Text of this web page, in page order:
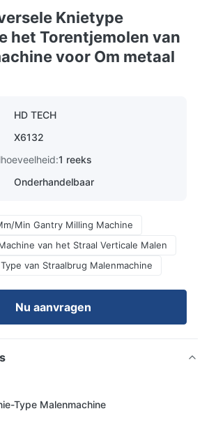
Knietype
het Torentjemolen van
voor Om metaal
HD TECH
X6132
1 reeks
Onderhandelbaar
Min Gantry Milling Machine
van het Straal Verticale Malen
van Straalbrug Malenmachine
Nu aanvragen
Type Malenmachine